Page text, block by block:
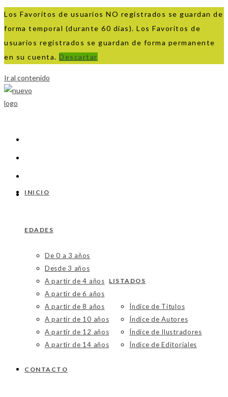
Los Favoritos de usuarios NO registrados se guardan de
forma temporal (durante 60 días). Los Favoritos de
usuarios registrados se guardan de forma permanente
en su cuenta. Descartar
Ir al contenido
INICIO
EDADES
De 0 a 3 años
Desde 3 años
A partir de 4 años
A partir de 6 años
A partir de 8 años
A partir de 10 años
A partir de 12 años
A partir de 14 años
LISTADOS
Índice de Títulos
Índice de Autores
Índice de Ilustradores
Índice de Editoriales
CONTACTO